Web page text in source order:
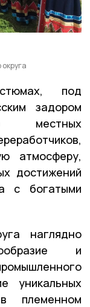
под
задором
местных
атмосферу,
достижений
с богатыми
наглядно
и
уникальных
племенном